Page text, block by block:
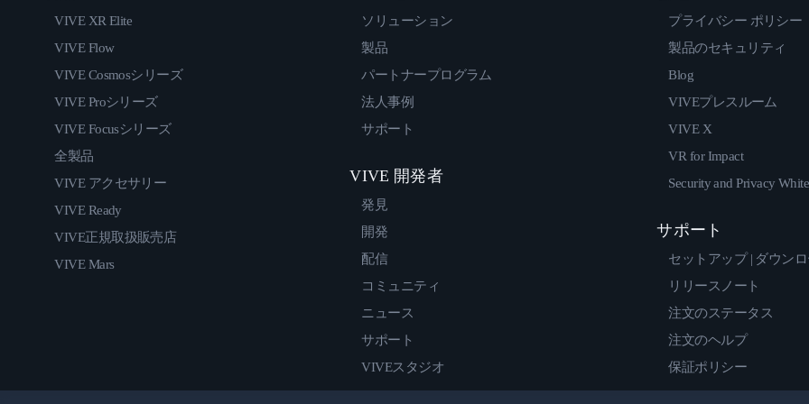
VIVE XR Elite
VIVE Flow
VIVE Cosmosシリーズ
VIVE Proシリーズ
VIVE Focusシリーズ
全製品
VIVE アクセサリー
VIVE Ready
VIVE正規取扱販売店
VIVE Mars
ソリューション
製品
パートナープログラム
法人事例
サポート
VIVE 開発者
発見
開発
配信
コミュニティ
ニュース
サポート
VIVEスタジオ
プライバシー ポリシー
製品のセキュリティ
Blog
VIVEプレスルーム
VIVE X
VR for Impact
Security and Privacy
サポート
セットアップ | ダウン
リリースノート
注文のステータス
注文のヘルプ
保証ポリシー